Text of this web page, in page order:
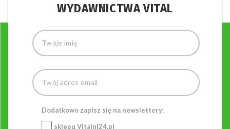
WYDAWNICTWA VITAL
Dodatkowo zapisz się na newslettery:
sklepu Vitalni24.pl